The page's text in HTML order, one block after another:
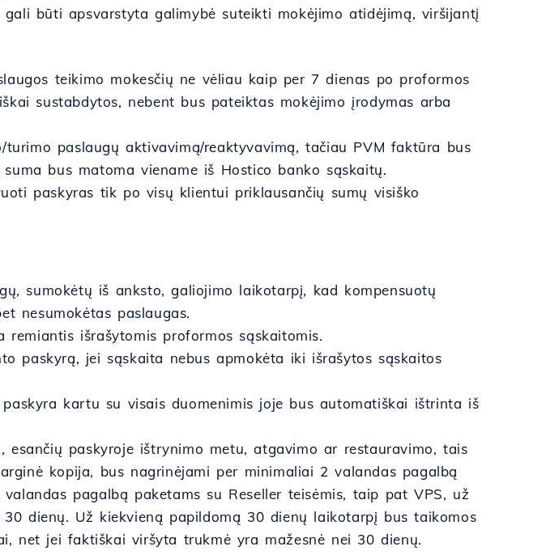
būti apsvarstyta galimybė suteikti mokėjimo atidėjimą, viršijantį
teikimo mokesčių ne vėliau kaip per 7 dienas po proformos
sustabdytos, nebent bus pateiktas mokėjimo įrodymas arba
paslaugų aktivavimą/reaktyvavimą, tačiau PVM faktūra bus
bus matoma viename iš Hostico banko sąskaitų.
paskyras tik po visų klientui priklausančių sumų visiško
sumokėtų iš anksto, galiojimo laikotarpį, kad kompensuotų
nesumokėtas paslaugas.
remiantis išrašytomis proformos sąskaitomis.
paskyrą, jei sąskaita nebus apmokėta iki išrašytos sąskaitos
kartu su visais duomenimis joje bus automatiškai ištrinta iš
esančių paskyroje ištrynimo metu, atgavimo ar restauravimo, tais
kopija, bus nagrinėjami per minimaliai 2 valandas pagalbą
pagalbą paketams su Reseller teisėmis, taip pat VPS, už
dienų. Už kiekvieną papildomą 30 dienų laikotarpį bus taikomos
net jei faktiškai viršyta trukmė yra mažesnė nei 30 dienų.